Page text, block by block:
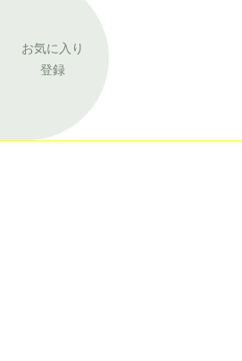
お気に入り
登録